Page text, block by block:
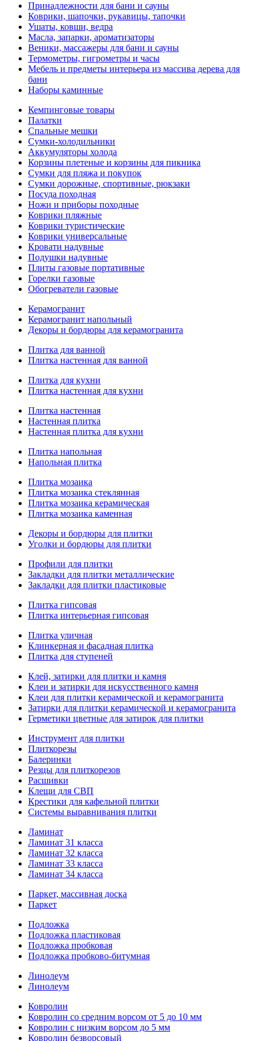
Принадлежности для бани и сауны
Коврики, шапочки, рукавицы, тапочки
Ушаты, ковши, ведра
Масла, запарки, ароматизаторы
Веники, массажеры для бани и сауны
Термометры, гигрометры и часы
Мебель и предметы интерьера из массива дерева для
бани
Наборы каминные
Кемпинговые товары
Палатки
Спальные мешки
Сумки-холодильники
Аккумуляторы холода
Корзины плетеные и корзины для пикника
Сумки для пляжа и покупок
Сумки дорожные, спортивные, рюкзаки
Посуда походная
Ножи и приборы походные
Коврики пляжные
Коврики туристические
Коврики универсальные
Кровати надувные
Подушки надувные
Плиты газовые портативные
Горелки газовые
Обогреватели газовые
Керамогранит
Керамогранит напольный
Декоры и бордюры для керамогранита
Плитка для ванной
Плитка настенная для ванной
Плитка для кухни
Плитка настенная для кухни
Плитка настенная
Настенная плитка
Настенная плитка для кухни
Плитка напольная
Напольная плитка
Плитка мозаика
Плитка мозаика стеклянная
Плитка мозаика керамическая
Плитка мозаика каменная
Декоры и бордюры для плитки
Уголки и бордюры для плитки
Профили для плитки
Закладки для плитки металлические
Закладки для плитки пластиковые
Плитка гипсовая
Плитка интерьерная гипсовая
Плитка уличная
Клинкерная и фасадная плитка
Плитка для ступеней
Клей, затирки для плитки и камня
Клеи и затирки для искусственного камня
Клеи для плитки керамической и керамогранита
Затирки для плитки керамической и керамогранита
Герметики цветные для затирок для плитки
Инструмент для плитки
Плиткорезы
Балеринки
Резцы для плиткорезов
Расшивки
Клещи для СВП
Крестики для кафельной плитки
Системы выравнивания плитки
Ламинат
Ламинат 31 класса
Ламинат 32 класса
Ламинат 33 класса
Ламинат 34 класса
Паркет, массивная доска
Паркет
Подложка
Подложка пластиковая
Подложка пробковая
Подложка пробково-битумная
Линолеум
Линолеум
Ковролин
Ковролин со средним ворсом от 5 до 10 мм
Ковролин с низким ворсом до 5 мм
Ковролин безворсовый